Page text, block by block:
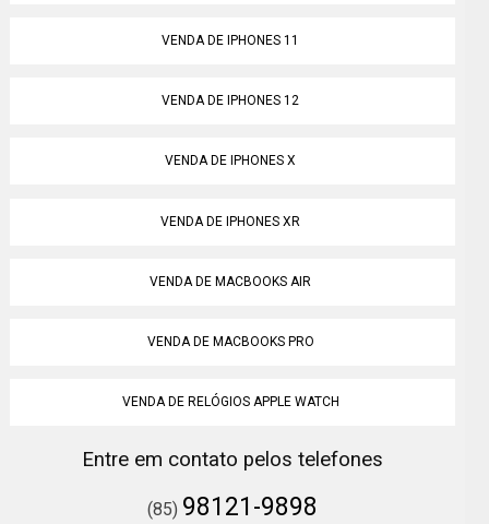
VENDA DE IPHONES 11
VENDA DE IPHONES 12
VENDA DE IPHONES X
VENDA DE IPHONES XR
VENDA DE MACBOOKS AIR
VENDA DE MACBOOKS PRO
VENDA DE RELÓGIOS APPLE WATCH
Entre em contato pelos telefones
(85) 98121-9898